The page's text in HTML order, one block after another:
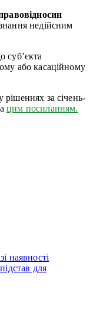
недійсним
суб’єкта
або касаційному
за січень-
цим посиланням.
наявності
для